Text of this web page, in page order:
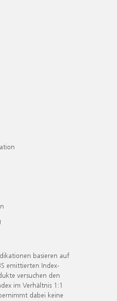
basieren auf
emittierten Index-
versuchen den
im Verhältnis 1:1
dabei keine